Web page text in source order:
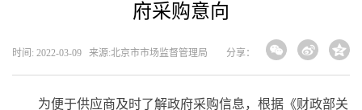
府采购意向
时间: 2022-03-09 来源: ​北京市市场监督管理局 分享：
为便于供应商及时了解政府采购信息，根据《财政部关